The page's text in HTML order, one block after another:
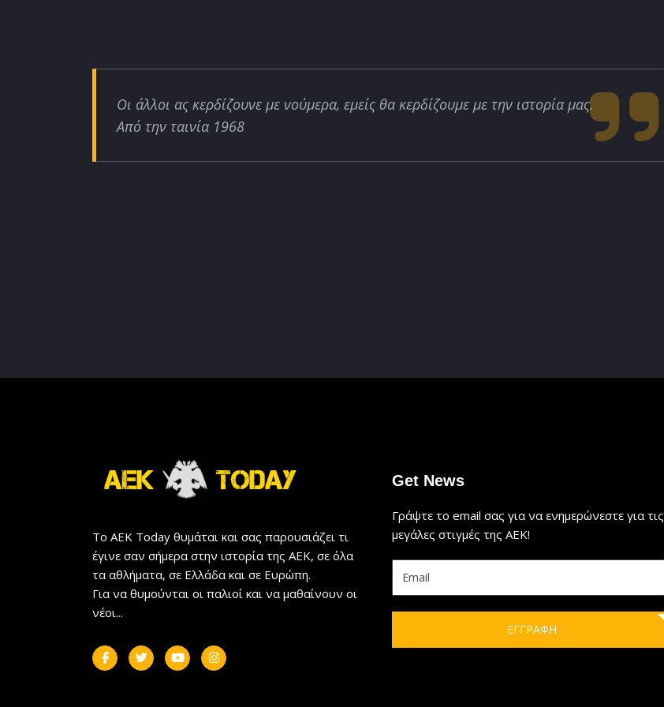
Οι άλλοι ας κερδίζουνε με νούμερα, εμείς θα κερδίζουμε με την ιστορία μας.
Από την ταινία 1968
Το AEK Today θυμάται και σας παρουσιάζει τι
έγινε σαν σήμερα στην ιστορία της ΑΕΚ, σε όλα
τα αθλήματα, σε Ελλάδα και σε Ευρώπη.
Για να θυμούνται οι παλιοί και να μαθαίνουν οι
νέοι...
Get News
Γράψτε το email σας για να ενημερώνεστε για τις
μεγάλες στιγμές της ΑΕΚ!
ΕΓΓΡΑΦΗ